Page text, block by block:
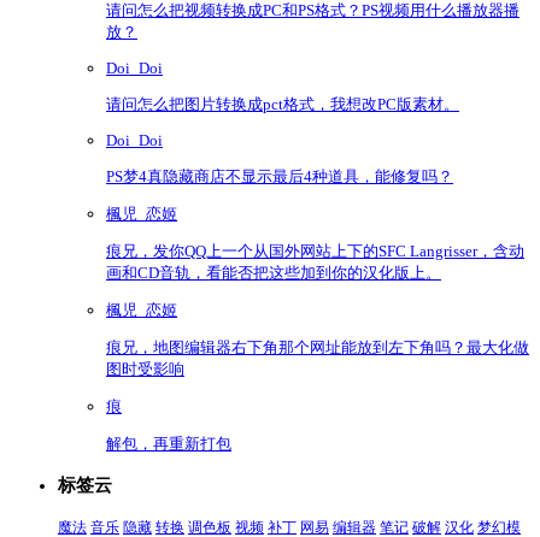
请问怎么把视频转换成PC和PS格式？PS视频用什么播放器播
放？
Doi_Doi
请问怎么把图片转换成pct格式，我想改PC版素材。
Doi_Doi
PS梦4真隐藏商店不显示最后4种道具，能修复吗？
楓児_恋姬
痕兄，发你QQ上一个从国外网站上下的SFC Langrisser，含动
画和CD音轨，看能否把这些加到你的汉化版上。
楓児_恋姬
痕兄，地图编辑器右下角那个网址能放到左下角吗？最大化做
图时受影响
痕
解包，再重新打包
标签云
魔法 音乐 隐藏 转换 调色板 视频 补丁 网易 编辑器 笔记 破解 汉化 梦幻模